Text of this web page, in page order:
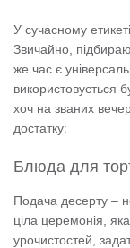
У сучасному
Звичайно,
же час є
використовується
хоч на званих
достатку:
Блюда для
Подача десерту –
ціла церемонія,
урочистостей,